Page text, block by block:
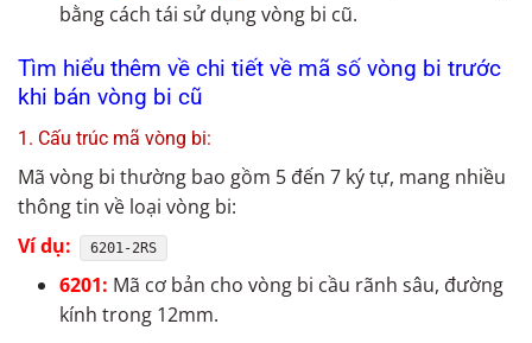
bằng cách tái sử dụng vòng bi cũ.
Tìm hiểu thêm về chi tiết về mã số vòng bi trước
khi bán vòng bi cũ
1. Cấu trúc mã vòng bi:
Mã vòng bi thường bao gồm 5 đến 7 ký tự, mang nhiều
thông tin về loại vòng bi:
Ví dụ:
6201-2RS
6201: Mã cơ bản cho vòng bi cầu rãnh sâu, đường
kính trong 12mm.